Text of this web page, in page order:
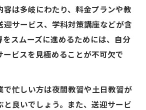
容は多岐にわたり、料金プランや教
迎サービス、学科対策講座などが含
をスムーズに進めるためには、自分
ービスを見極めることが不可欠で
で忙しい方は夜間教習や土日教習が
と良いでしょう。また、送迎サービ